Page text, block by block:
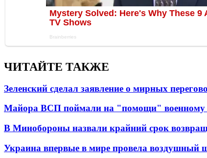
ЧИТАЙТЕ ТАКЖЕ
Зеленский сделал заявление о мирных
Майора ВСП поймали на "помощи"
В Минобороны назвали крайний срок
Украина впервые в мире провела воздушный